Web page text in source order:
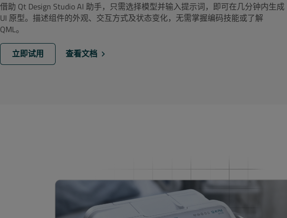
借助 Qt Design Studio AI 助手，只需选择模型并输入提示词，即可在几分钟内生成
UI 原型。描述组件的外观、交互方式及状态变化，无需掌握编码技能或了解
QML。
立即试用 查看文档